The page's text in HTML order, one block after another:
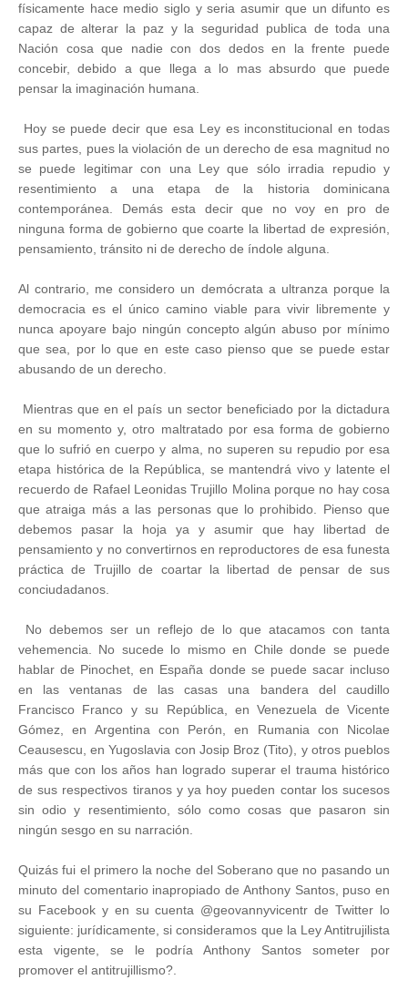
físicamente hace medio siglo y seria asumir que un difunto es
capaz de alterar la paz y la seguridad publica de toda una
Nación cosa que nadie con dos dedos en la frente puede
concebir, debido a que llega a lo mas absurdo que puede
pensar la imaginación humana.
Hoy se puede decir que esa Ley es inconstitucional en todas
sus partes, pues la violación de un derecho de esa magnitud no
se puede legitimar con una Ley que sólo irradia repudio y
resentimiento a una etapa de la historia dominicana
contemporánea. Demás esta decir que no voy en pro de
ninguna forma de gobierno que coarte la libertad de expresión,
pensamiento, tránsito ni de derecho de índole alguna.
Al contrario, me considero un demócrata a ultranza porque la
democracia es el único camino viable para vivir libremente y
nunca apoyare bajo ningún concepto algún abuso por mínimo
que sea, por lo que en este caso pienso que se puede estar
abusando de un derecho.
Mientras que en el país un sector beneficiado por la dictadura
en su momento y, otro maltratado por esa forma de gobierno
que lo sufrió en cuerpo y alma, no superen su repudio por esa
etapa histórica de la República, se mantendrá vivo y latente el
recuerdo de Rafael Leonidas Trujillo Molina porque no hay cosa
que atraiga más a las personas que lo prohibido. Pienso que
debemos pasar la hoja ya y asumir que hay libertad de
pensamiento y no convertirnos en reproductores de esa funesta
práctica de Trujillo de coartar la libertad de pensar de sus
conciudadanos.
No debemos ser un reflejo de lo que atacamos con tanta
vehemencia. No sucede lo mismo en Chile donde se puede
hablar de Pinochet, en España donde se puede sacar incluso
en las ventanas de las casas una bandera del caudillo
Francisco Franco y su República, en Venezuela de Vicente
Gómez, en Argentina con Perón, en Rumania con Nicolae
Ceausescu, en Yugoslavia con Josip Broz (Tito), y otros pueblos
más que con los años han logrado superar el trauma histórico
de sus respectivos tiranos y ya hoy pueden contar los sucesos
sin odio y resentimiento, sólo como cosas que pasaron sin
ningún sesgo en su narración.
Quizás fui el primero la noche del Soberano que no pasando un
minuto del comentario inapropiado de Anthony Santos, puso en
su Facebook y en su cuenta @geovannyvicentr de Twitter lo
siguiente: jurídicamente, si consideramos que la Ley Antitrujilista
esta vigente, se le podría Anthony Santos someter por
promover el antitrujillismo?.